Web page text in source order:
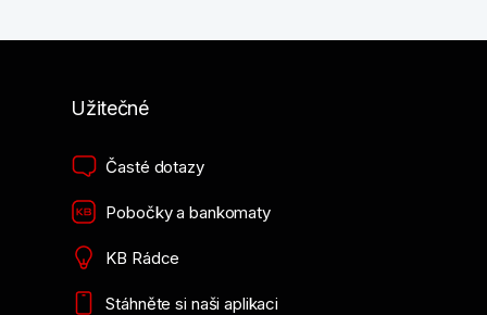
Užitečné
Časté dotazy
Pobočky a bankomaty
KB Rádce
Stáhněte si naši aplikaci